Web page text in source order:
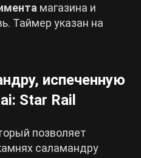
магазина и
Таймер указан на
испеченную
Star Rail
позволяет
саламандру